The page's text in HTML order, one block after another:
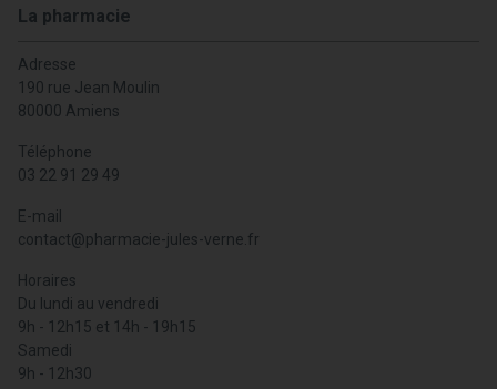
La pharmacie
Adresse
190 rue Jean Moulin
80000 Amiens
Téléphone
03 22 91 29 49
E-mail
contact@pharmacie-jules-verne.fr
Horaires
Du lundi au vendredi
9h - 12h15 et 14h - 19h15
Samedi
9h - 12h30